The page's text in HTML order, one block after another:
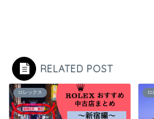
RELATED POST
ロレックス ロ